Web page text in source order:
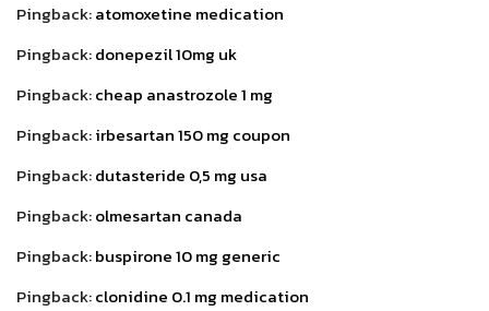
Pingback:atomoxetine medication
Pingback:donepezil 10mg uk
Pingback:cheap anastrozole 1 mg
Pingback:irbesartan 150 mg coupon
Pingback:dutasteride 0,5 mg usa
Pingback:olmesartan canada
Pingback:buspirone 10 mg generic
Pingback:clonidine 0.1 mg medication